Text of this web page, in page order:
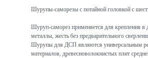
Шурупы-саморезы с потайной головкой с
Шуруп-саморез применяется для крепления
металлы, жесть без предварительного
Шурупы для ДСП являются универсальным
материалов, древесноволокнистых плит